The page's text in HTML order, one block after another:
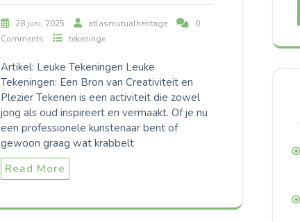
28 juni, 2025 atlasmutualheritage
0
Comments
tekeninge
Artikel: Leuke Tekeningen Leuke
Tekeningen: Een Bron van Creativiteit en
Plezier Tekenen is een activiteit die zowel
jong als oud inspireert en vermaakt. Of je nu
een professionele kunstenaar bent of
gewoon graag wat krabbelt
Read More